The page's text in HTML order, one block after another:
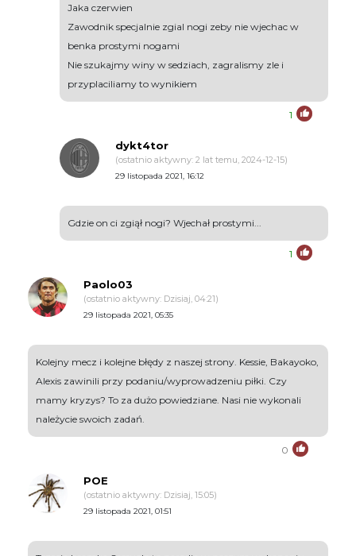
Jaka czerwien
Zawodnik specjalnie zgial nogi zeby nie wjechac w
benka prostymi nogami
Nie szukajmy winy w sedziach, zagralismy zle i
przyplaciliamy to wynikiem
1
dykt4tor
(ostatnio aktywny: 2 lat temu, 2024-12-15)
29 listopada 2021, 16:12
Gdzie on ci zgiął nogi? Wjechał prostymi...
1
Paolo03
(ostatnio aktywny: Dzisiaj, 04:21)
29 listopada 2021, 05:35
Kolejny mecz i kolejne błędy z naszej strony. Kessie, Bakayoko,
Alexis zawinili przy podaniu/wyprowadzeniu piłki. Czy
mamy kryzys? To za dużo powiedziane. Nasi nie wykonali
należycie swoich zadań.
0
POE
(ostatnio aktywny: Dzisiaj, 15:05)
29 listopada 2021, 01:51